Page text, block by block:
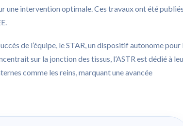
une intervention optimale. Ces travaux ont été publiés
de l’équipe, le STAR, un dispositif autonome pour
sur la jonction des tissus, l’ASTR est dédié à
comme les reins, marquant une avancée